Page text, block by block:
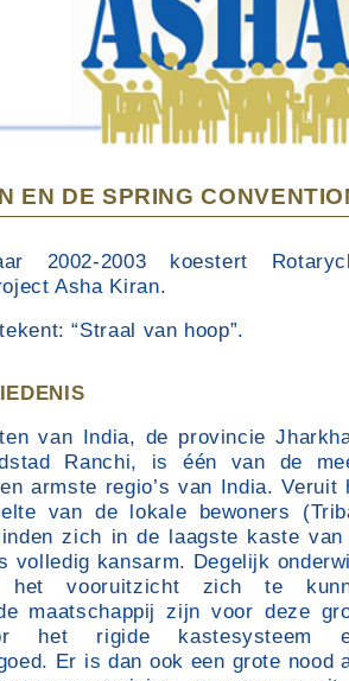
EN DE SPRING
2002-2003 koestert
Asha Kiran.
“Straal van hoop”.
van India, de provincie
Ranchi, is één van de
armste regio’s van India. Veruit
van de lokale bewoners
zich in de laagste kaste van
volledig kansarm. Degelijk
het vooruitzicht zich te
maatschappij zijn voor deze
het rigide kastesysteem
Er is dan ook een grote nood